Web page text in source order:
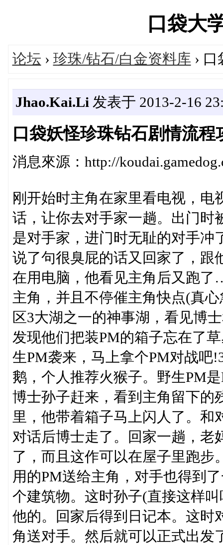
口袋大
论坛 › 珍珠/钻石/白金资料库 ›
Jhao.Kai.Li 发表于 2013-2-16
口袋妖怪珍珠钻石剧情流程
消息來源：http://
刚开始时主角在家里看电视，
话，让你去对手家一趟。出门
是对手家，进门时无耻的对手
说了句很臭屁的话又回家了，跟
在用电脑，他看见主角后又跑
主角，并且不停催主角快点(真
区3大湖之一的神事湖，看见博
发现他们把装PM的箱子忘在了
生PM袭来，马上拿个PM对战吧
鹅，个人推荐火猴子。野生PM
博士孙子赶来，看到主角留下的
里，他带着箱子马上闪人了。和
对话后博士走了。回家一趟，老
了，而且这作可以在屋子里跑步
用的PM送给主角，对手也得到
个建筑物。这时孙子(直接这样
他的。回家后得到日记本。这时
角送对手。然后就可以正式出发